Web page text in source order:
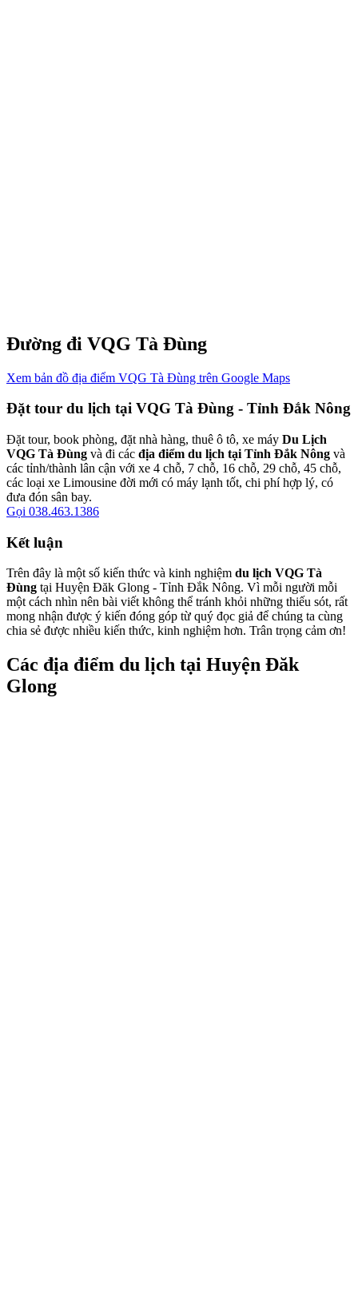
Đường đi VQG Tà Đùng
Xem bản đồ địa điểm VQG Tà Đùng trên Google Maps
Đặt tour du lịch tại VQG Tà Đùng - Tỉnh Đắk Nông
Đặt tour, book phòng, đặt nhà hàng, thuê ô tô, xe máy Du Lịch
VQG Tà Đùng và đi các địa điểm du lịch tại Tỉnh Đắk Nông và
các tỉnh/thành lân cận với xe 4 chỗ, 7 chỗ, 16 chỗ, 29 chỗ, 45 chỗ,
các loại xe Limousine đời mới có máy lạnh tốt, chi phí hợp lý, có
đưa đón sân bay.
Gọi 038.463.1386
Kết luận
Trên đây là một số kiến thức và kinh nghiệm du lịch VQG Tà
Đùng tại Huyện Đăk Glong - Tỉnh Đắk Nông. Vì mỗi người mỗi
một cách nhìn nên bài viết không thể tránh khỏi những thiếu sót, rất
mong nhận được ý kiến đóng góp từ quý đọc giả để chúng ta cùng
chia sẻ được nhiều kiến thức, kinh nghiệm hơn. Trân trọng cảm ơn!
Các địa điểm du lịch tại Huyện Đăk
Glong